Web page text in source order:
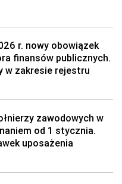
r. nowy obowiązek
finansów publicznych.
w zakresie rejestru
zawodowych w
od 1 stycznia.
uposażenia